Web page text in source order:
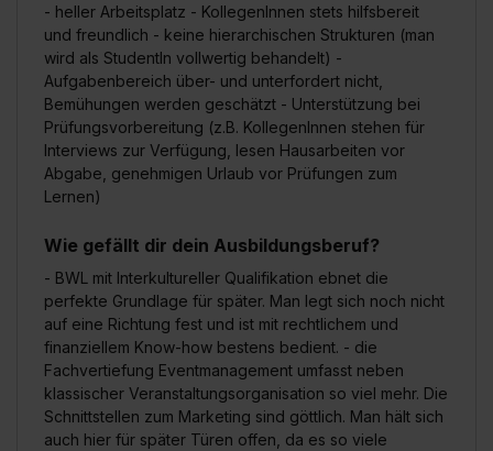
- heller Arbeitsplatz - KollegenInnen stets hilfsbereit
und freundlich - keine hierarchischen Strukturen (man
wird als StudentIn vollwertig behandelt) -
Aufgabenbereich über- und unterfordert nicht,
Bemühungen werden geschätzt - Unterstützung bei
Prüfungsvorbereitung (z.B. KollegenInnen stehen für
Interviews zur Verfügung, lesen Hausarbeiten vor
Abgabe, genehmigen Urlaub vor Prüfungen zum
Lernen)
Wie gefällt dir dein Ausbildungsberuf?
- BWL mit Interkultureller Qualifikation ebnet die
perfekte Grundlage für später. Man legt sich noch nicht
auf eine Richtung fest und ist mit rechtlichem und
finanziellem Know-how bestens bedient. - die
Fachvertiefung Eventmanagement umfasst neben
klassischer Veranstaltungsorganisation so viel mehr. Die
Schnittstellen zum Marketing sind göttlich. Man hält sich
auch hier für später Türen offen, da es so viele